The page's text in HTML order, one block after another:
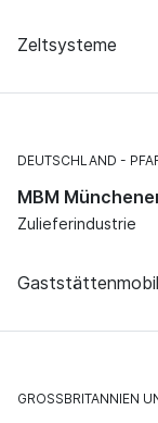
Zeltsysteme
DEUTSCHLAND
MBM
Zulieferindustrie
GROSSBRITANNIEN